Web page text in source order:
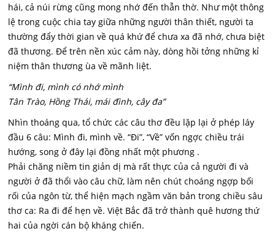
hái, cả núi rừng cũng mong nhớ đến thẫn thờ. Như một thông
lệ trong cuộc chia tay giữa những người thân thiết, người ta
thường đẩy thời gian về quá khứ để chưa xa đã nhớ, chưa biệt
đã thương. Để trên nền xúc cảm này, dòng hồi tởng những kỉ
niệm thân thương ùa về mãnh liệt.
“Mình đi, mình có nhớ mình
Tân Trào, Hồng Thái, mái đình, cây đa”
Nhìn thoáng qua, tổ chức các câu thơ đều lặp lại ở phép láy
đầu 6 câu: Mình đi, mình về. “Đi”, “Về” vốn ngợc chiều trái
hướng, song ở đây lại đồng nhất một phương .
Phải chăng niềm tin giản dị mà rất thực của cả người đi và
người ở đã thổi vào câu chữ, làm nên chút choáng ngợp bối
rối của ngôn từ, thể hiện mạch ngầm văn bản trong chiều sâu
thơ ca: Ra đi để hẹn về. Việt Bắc đã trở thành quê hương thứ
hai của ngời cán bộ kháng chiến.